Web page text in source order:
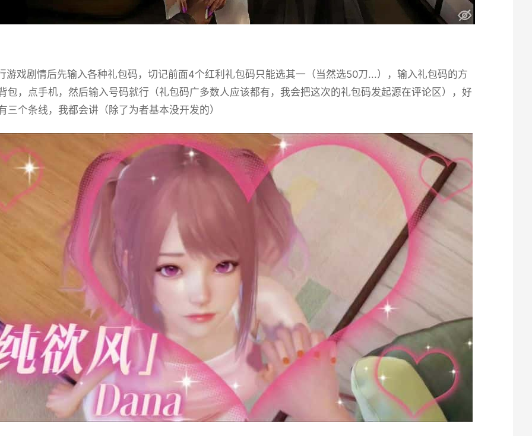
戏剧情后先输入各种礼包码，切记前面4个红利礼包码只能选其一（当然选50刀...），输入礼包码的方
包，点手机，然后输入号码就行（礼包码广多数人应该都有，我会把这次的礼包码发起源在评论区），好
三个条线，我都会讲（除了为者基本没开发的）